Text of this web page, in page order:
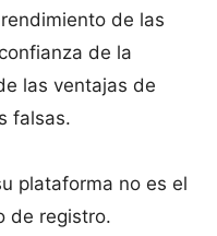
de las
de la
las ventajas de
falsas.
plataforma no es el
de registro.